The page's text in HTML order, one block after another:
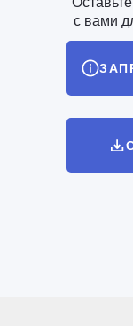
с вами